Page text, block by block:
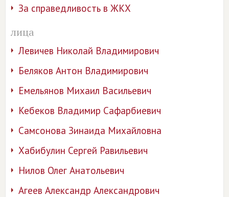
За справедливость в ЖКХ
лица
Левичев Николай Владимирович
Беляков Антон Владимирович
Емельянов Михаил Васильевич
Кебеков Владимир Сафарбиевич
Самсонова Зинаида Михайловна
Хабибулин Сергей Равильевич
Нилов Олег Анатольевич
Агеев Александр Александрович